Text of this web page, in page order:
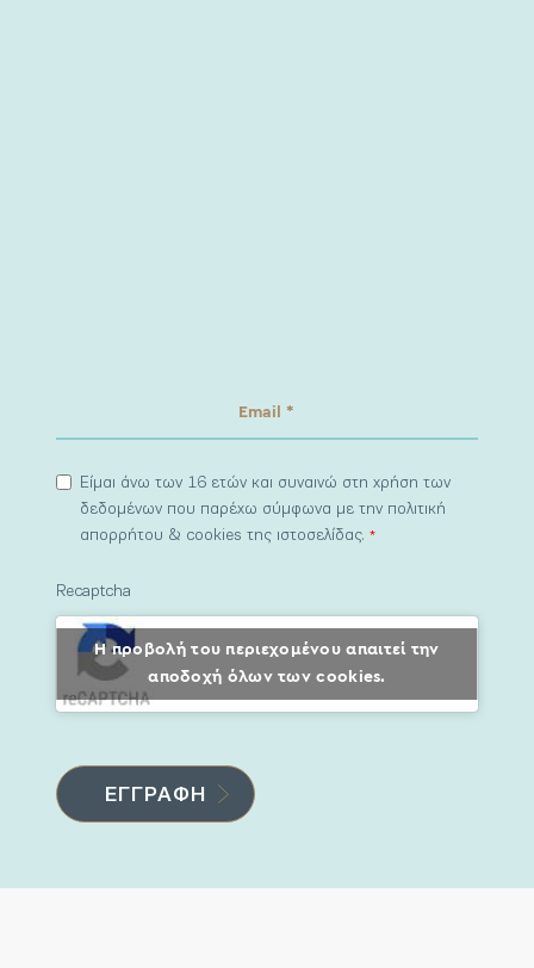
Είμαι άνω των 16 ετών και συναινώ στη χρήση των
δεδομένων που παρέχω σύμφωνα με την πολιτική
απορρήτου & cookies της ιστοσελίδας.*
Recaptcha
Η προβολή του περιεχομένου απαιτεί την
αποδοχή όλων των cookies.